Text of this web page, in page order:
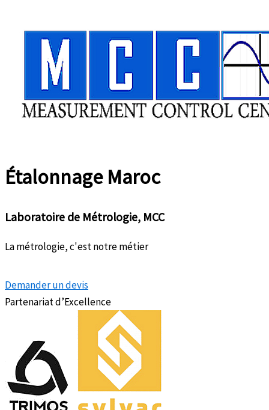
ÉtalonnageMaroc
Laboratoire de Métrologie, MCC
La métrologie, c'est notre métier
Demander un devis
Partenariat d’Excellence